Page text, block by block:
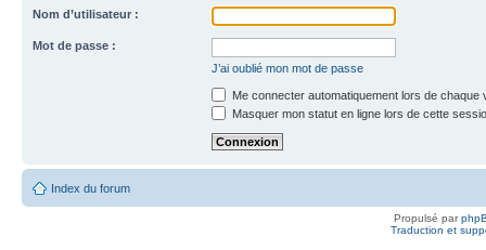
Nom d’utilisateur :
Mot de passe :
J’ai oublié mon mot de passe
Me connecter automatiquement lors de chaque
Masquer mon statut en ligne lors de cette
Index du forum
Propulsé par
Traduction et